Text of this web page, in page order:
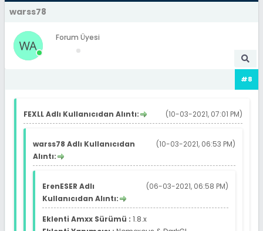
warss78
Forum Üyesi
#8
(10-03-2021, 07:01 PM)
FEXLL Adlı Kullanıcıdan Alıntı:
(10-03-2021, 06:53 PM)
warss78 Adlı Kullanıcıdan
Alıntı:
(06-03-2021, 06:58 PM)
ErenESER Adlı
Kullanıcıdan Alıntı:
Eklenti Amxx Sürümü : 1.8.x